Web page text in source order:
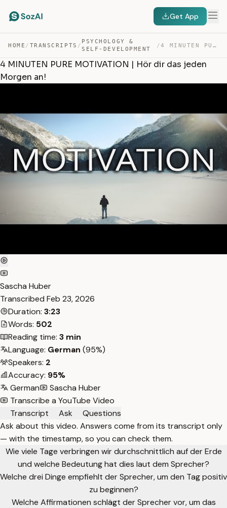
Get App
HOME / TRANSCRIPTS /
PSYCHOLOGY &
SELF-DEVELOPMENT
/ 4 MINUTEN PURE MOTIVATION | HÖR DIR DAS JEDEN MORGEN AN! — TRANSCRIPT
4 MINUTEN PURE MOTIVATION | Hör dir das jeden
Morgen an!
Sascha Huber
Transcribed Feb 23, 2026
Duration: 3:23
Words: 502
Reading time: 3 min
Language: German (95%)
Speakers: 2
Accuracy: 95%
German
Sascha Huber
Transcribe a YouTube Video
Transcript
Ask
Questions
Ask about this video. Answers come from its transcript only
— with the timestamp, so you can check them.
Wie viele Tage verbringen wir durchschnittlich auf der Erde
und welche Bedeutung hat dies laut dem Sprecher?
Welche drei Dinge empfiehlt der Sprecher, um den Tag positiv
zu beginnen?
Welche Affirmationen schlägt der Sprecher vor, um das